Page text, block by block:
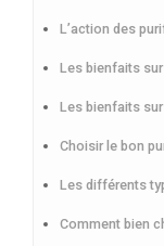
L’action des
Les bienfaits
Les bienfaits
Choisir le bon
Les différents
Comment bien